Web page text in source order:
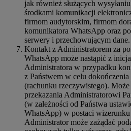
jak również służących
środkami komunikacji
firmom audytorskim, firmom
komunikatora WhatsApp oraz
serwery i przechowującym dane.
Kontakt z Administratorem za
WhatsApp może nastąpić z
Administratora w przypadku
z Państwem w celu dokończenia
(rachunku rzeczywistego).
przekazania Administratorowi
(w zależności od Państwa
WhatsApp) w postaci
Administrator może zażądać